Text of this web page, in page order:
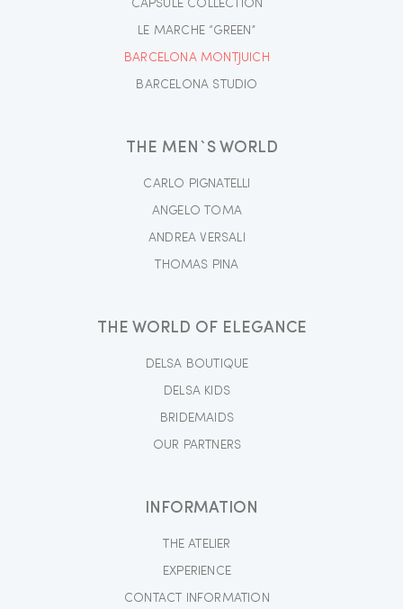
CAPSULE COLLECTION
LE MARCHE “GREEN”
BARCELONA MONTJUICH
BARCELONA STUDIO
THE MEN`S WORLD
CARLO PIGNATELLI
ANGELO TOMA
ANDREA VERSALI
THOMAS PINA
THE WORLD OF ELEGANCE
DELSA BOUTIQUE
DELSA KIDS
BRIDEMAIDS
OUR PARTNERS
INFORMATION
THE ATELIER
EXPERIENCE
CONTACT INFORMATION